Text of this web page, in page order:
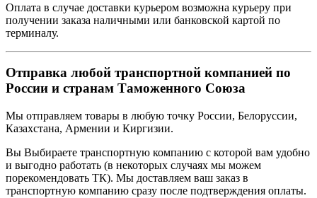
Оплата в случае доставки курьером возможна курьеру при
получении заказа наличными или банковской картой по
терминалу.
Отправка любой транспортной компанией по
России и странам Таможенного Союза
Мы отправляем товары в любую точку России, Белоруссии,
Казахстана, Армении и Киргизии.
Вы Выбираете транспортную компанию с которой вам удобно
и выгодно работать (в некоторых случаях мы можем
порекомендовать ТК). Мы доставляем ваш заказ в
транспортную компанию сразу после подтверждения оплаты.